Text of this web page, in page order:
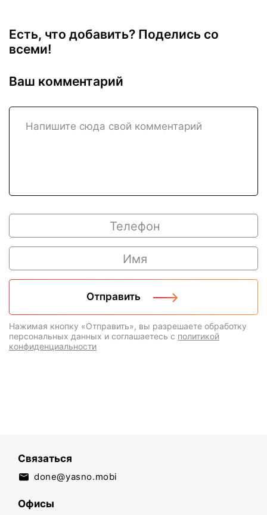
Есть, что добавить? Поделись со
всеми!
Ваш комментарий
Нажимая кнопку «Отправить», вы разрешаете обработку
персональных данных и соглашаетесь с политикой
конфиденциальности
Связаться
done@yasno.mobi
Офисы